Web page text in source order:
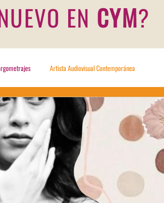
EN CYM?
Artista Audiovisual Contemporánea